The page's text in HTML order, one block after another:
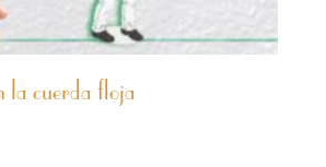
la cuerda floja